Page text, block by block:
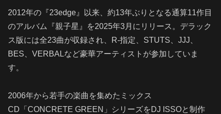
2012年の『23edge』以来、約13年ぶりとなる通算11作目
のアルバム『親子星』を2025年3月にリリース。デラック
ス版には全23曲が収録され、R-指定、STUTS、JJJ、
BES、VERBALなど豪華アーティストが参加していま
す。
2006年から若手の楽曲を集めたミックス
CD「CONCRETE GREEN」シリーズをDJ ISSOと制作